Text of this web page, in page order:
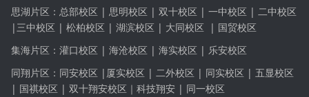
思湖片区： 总部校区 | 思明校区 | 双十校区 | 一中校区 | 二中校区
|三中校区 | 松柏校区 | 湖滨校区 | 大同校区 | 国贸校区
集海片区： 灌口校区 | 海沧校区 | 海实校区 | 乐安校区
同翔片区：同安校区 | 厦实校区 | 二外校区 | 同实校区 | 五显校区
| 国祺校区 | 双十翔安校区｜科技翔安 | 同一校区